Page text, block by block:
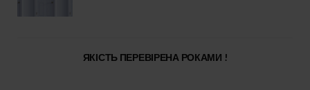
ЯКІСТЬ ПЕРЕВІРЕНА РОКАМИ !